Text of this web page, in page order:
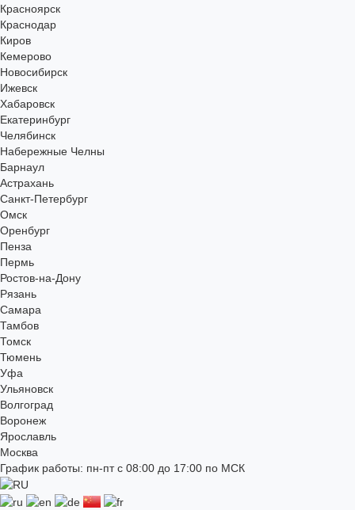
Красноярск
Краснодар
Киров
Кемерово
Новосибирск
Ижевск
Хабаровск
Екатеринбург
Челябинск
Набережные Челны
Барнаул
Астрахань
Санкт-Петербург
Омск
Оренбург
Пенза
Пермь
Ростов-на-Дону
Рязань
Самара
Тамбов
Томск
Тюмень
Уфа
Ульяновск
Волгоград
Воронеж
Ярославль
Москва
График работы: пн-пт с 08:00 до 17:00 по МСК